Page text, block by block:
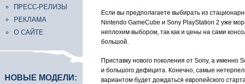
ПРЕСС-РЕЛИЗЫ
РЕКЛАМА
О САЙТЕ
НОВЫЕ МОДЕЛИ:
Если вы предполагаете выбирать из
Nintendo GameCube и Sony PlayStation 2 уже
неплохим выбором, так как и цены на сами
большой.
Приставку нового поколения от Sony, а
и большого дефицита. Конечно, самые
вариантом будет дождаться европейского